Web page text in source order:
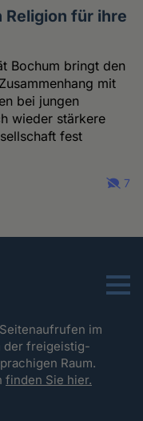
Religion für ihre
Bochum bringt den
mit
bei jungen
wieder stärkere
fest
7
Menu
im
der freigeistig-
Raum.
finden Sie hier.